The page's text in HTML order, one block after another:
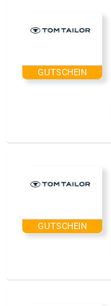
GUTSCHEIN
GUTSCHEIN